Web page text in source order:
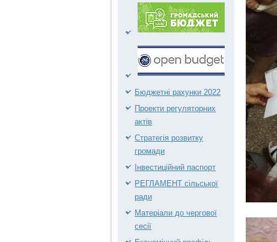
Бюджетні рахунки 2022
Проекти регуляторних
актів
Стратегія розвитку
громади
Інвестиційний паспорт
РЕГЛАМЕНТ сільської
ради
Матеріали до чергової
сесії